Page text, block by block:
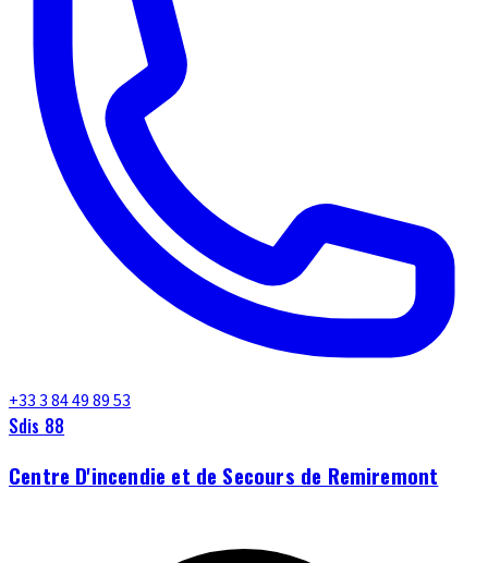
+33 3 84 49 89 53
Sdis 88
Centre D'incendie et de Secours de Remiremont